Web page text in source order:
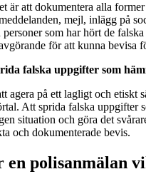
är att dokumentera alla
mejl, inlägg på
som har hört de
för att kunna bevisa
falska uppgifter som
agera på ett lagligt och etiskt
Att sprida falska uppgifter
situation och göra det
och dokumenterade bevis.
en polisanmälan